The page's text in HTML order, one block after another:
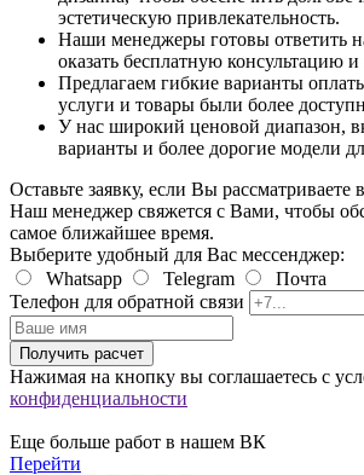
эстетическую привлекательность.
Наши менеджеры готовы ответить
оказать бесплатную консультацию и
Предлагаем гибкие варианты
услуги и товары были более
У нас широкий ценовой диапазон,
варианты и более дорогие модели
Оставьте заявку, если Вы рассматриваете
Наш менеджер свяжется с Вами, чтобы
самое ближайшее время.
Выберите удобный для Вас мессенджер:
Whatsapp
Telegram
Почта
Телефон для обратной связи
Получить расчет
Нажимая на кнопку вы соглашаетесь с
конфиденциальности
Еще больше работ в нашем ВК
Перейти